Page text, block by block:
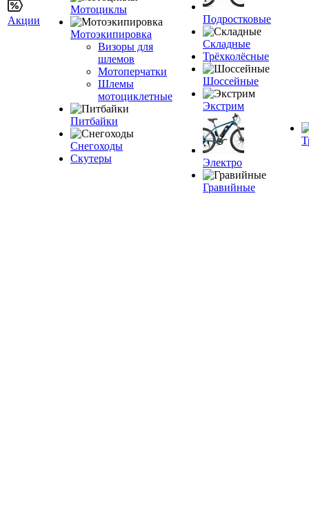
Акции
Мотоциклы
Мотоэкипировка
Визоры для
шлемов
Мотоперчатки
Шлемы
мотоциклетные
Питбайки
Снегоходы
Скутеры
Подростковые
Складные
Трёхколёсные
Шоссейные
Экстрим
Электро
Гравийные